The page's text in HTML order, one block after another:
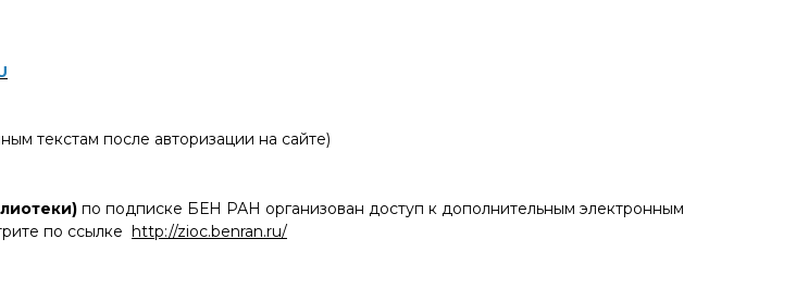
текстам после авторизации на сайте)
по подписке БЕН РАН организован доступ к дополнительным электронным
по ссылке http://zioc.benran.ru/